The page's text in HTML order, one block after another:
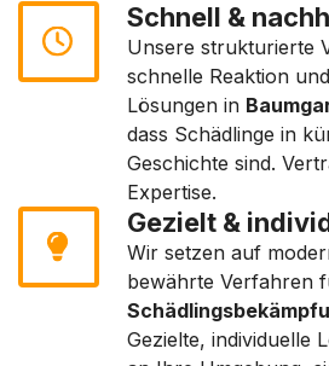
Schnell &
Unsere strukturierte
schnelle Reaktion
Lösungen in
dass Schädlinge in
Geschichte sind.
Expertise.
Gezielt &
Wir setzen auf
bewährte Verfahren
Gezielte, individuelle